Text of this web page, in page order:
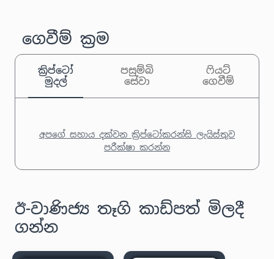
ගෙවීම් ක්‍රම
ක්‍රිප්ටෝ
මුදල්
පසුම්බි
සේවා
ෆියට්
ගෙවීම්
අපගේ සහාය දක්වන ක්‍රිප්ටෝකරන්සි ලැයිස්තුව
පරීක්ෂා කරන්න
ඊ-වාණිජ්‍ය තෑගි කාඩ්පත් මිලදී
ගන්න